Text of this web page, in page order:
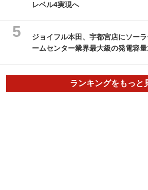
レベル4実現へ
ジョイフル本田、宇都宮店にソー
ームセンター業界最大級の発電容
ランキングをもっと